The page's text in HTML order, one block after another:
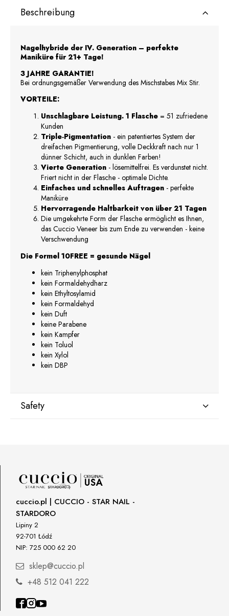
Beschreibung
Nagelhybride der IV. Generation – perfekte
Maniküre für 21+ Tage!
3 JAHRE GARANTIE!
Bei ordnungsgemäßer Verwendung des Mischstabes Mix Stir.
VORTEILE:
Unschlagbare Leistung. 1 Flasche = 51 zufriedene
Kunden
Triple-Pigmentation - ein patentiertes System der
dreifachen Pigmentierung, volle Deckkraft nach nur 1
dünner Schicht, auch in dunklen Farben!
Vierte Generation - lösemittelfrei. Es verdunstet nicht.
Friert nicht in der Flasche - optimale Dichte.
Einfaches und schnelles Auftragen - perfekte
Maniküre
Hervorragende Haltbarkeit von über 21 Tagen
Die umgekehrte Form der Flasche ermöglicht es Ihnen,
das Cuccio Veneer bis zum Ende zu verwenden - keine
Verschwendung
Die Formel 10FREE = gesunde Nägel
kein Triphenylphosphat
kein Formaldehydharz
kein Ethyltosylamid
kein Formaldehyd
kein Duft
keine Parabene
kein Kampfer
kein Toluol
kein Xylol
kein DBP
Safety
29120 Avenue Paine, Stany Zjednoczone
lcenteno@cuccio.com
800 762 6245
Responsible person in the EU
Petar Bangeev
Chakalitsa 2A
+359887430661
Importer
cuccio.pl | CUCCIO - STAR NAIL -
STARDORO
Lipiny 2
92-701 Łódź
NIP: 725 000 62 20
sklep@cuccio.pl
+48 512 041 222